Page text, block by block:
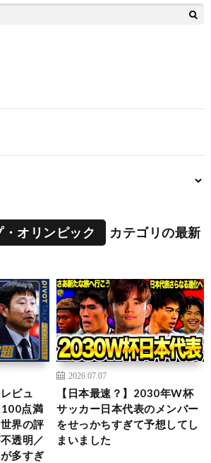
オリンピック
カテゴリの最新
ビュ
点満
界の評
透明／
多すぎ
2026.07.07
【日本最速？】2030年W杯
サッカー日本代表のメンバー
をせっかちすぎて予想してし
まいました